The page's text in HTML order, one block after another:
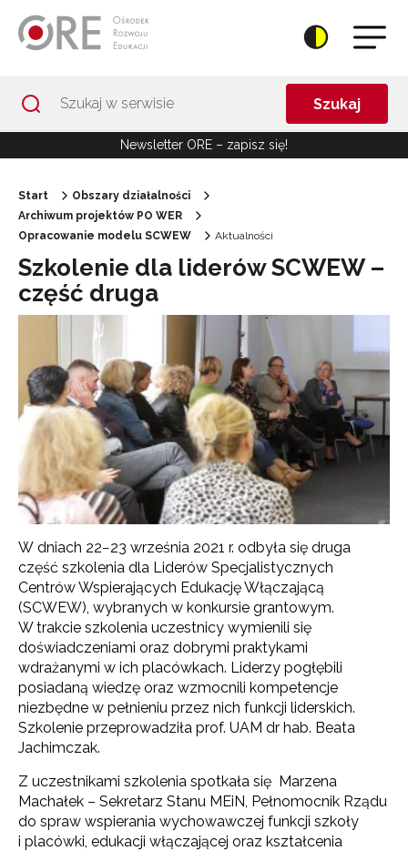
Szukaj
Newsletter ORE – zapisz się!
Start
Obszary działalności
Archiwum projektów PO WER
Opracowanie modelu SCWEW
Aktualności
Szkolenie dla liderów SCWEW –
część druga
W dniach 22−23 września 2021 r. odbyła się druga
część szkolenia dla Liderów Specjalistycznych
Centrów Wspierających Edukację Włączającą
(SCWEW), wybranych w konkursie grantowym.
W trakcie szkolenia uczestnicy wymienili się
doświadczeniami oraz dobrymi praktykami
wdrażanymi w ich placówkach. Liderzy pogłębili
posiadaną wiedzę oraz wzmocnili kompetencje
niezbędne w pełnieniu przez nich funkcji liderskich.
Szkolenie przeprowadziła prof. UAM dr hab. Beata
Jachimczak.
Z uczestnikami szkolenia spotkała się Marzena
Machałek – Sekretarz Stanu MEiN, Pełnomocnik Rządu
do spraw wspierania wychowawczej funkcji szkoły
i placówki, edukacji włączającej oraz kształcenia